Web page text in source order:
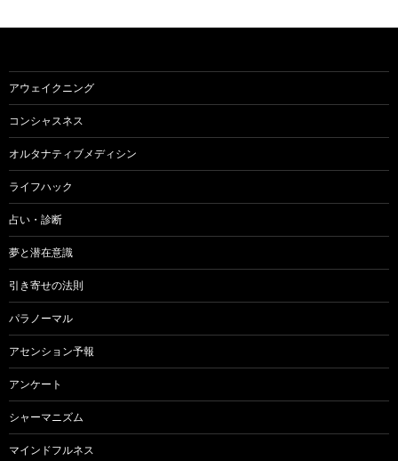
アウェイクニング
コンシャスネス
オルタナティブメディシン
ライフハック
占い・診断
夢と潜在意識
引き寄せの法則
パラノーマル
アセンション予報
アンケート
シャーマニズム
マインドフルネス